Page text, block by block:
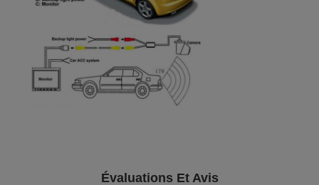
Évaluations Et Avis